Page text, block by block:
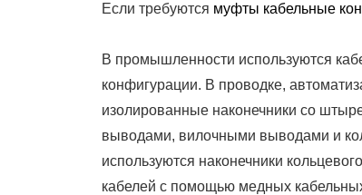
Если требуются муфты кабельные
В промышленности используются
конфигурации. В проводке,
изолированные наконечники со
выводами, вилочными выводами и
используются наконечники
кабелей с помощью медных